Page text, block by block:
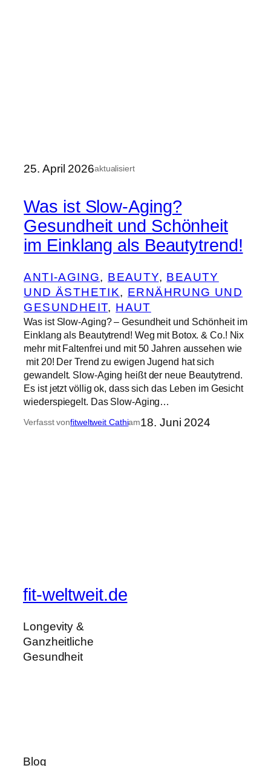
25. April 2026aktualisiert
Was ist Slow-Aging?
Gesundheit und Schönheit
im Einklang als Beautytrend!
ANTI-AGING, BEAUTY, BEAUTY
UND ÄSTHETIK, ERNÄHRUNG UND
GESUNDHEIT, HAUT
Was ist Slow-Aging? – Gesundheit und Schönheit im
Einklang als Beautytrend! Weg mit Botox. & Co.! Nix
mehr mit Faltenfrei und mit 50 Jahren aussehen wie
mit 20! Der Trend zu ewigen Jugend hat sich
gewandelt. Slow-Aging heißt der neue Beautytrend.
Es ist jetzt völlig ok, dass sich das Leben im Gesicht
wiederspiegelt. Das Slow-Aging…
Verfasst vonfitweltweit Cathiam18. Juni 2024
fit-weltweit.de
Longevity &
Ganzheitliche
Gesundheit
Blog